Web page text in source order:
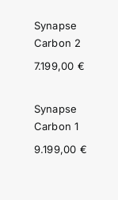
Synapse
Carbon 2
7.199,00 €
Synapse
Carbon 1
9.199,00 €